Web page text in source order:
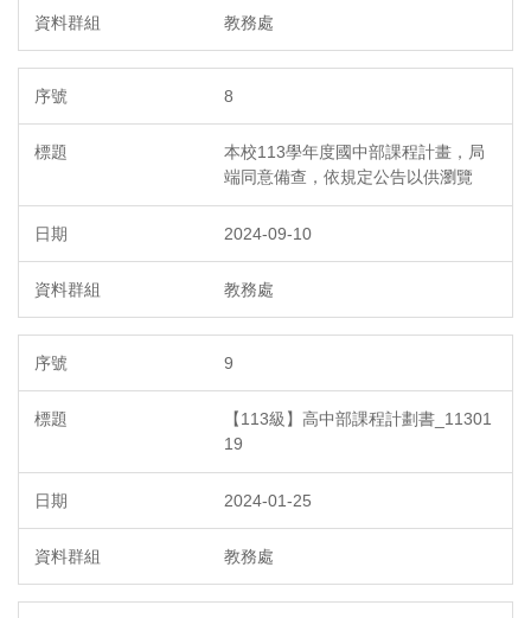
教務處
8
本校113學年度國中部課程計畫，局
端同意備查，依規定公告以供瀏覽
2024-09-10
教務處
9
【113級】高中部課程計劃書_11301
19
2024-01-25
教務處